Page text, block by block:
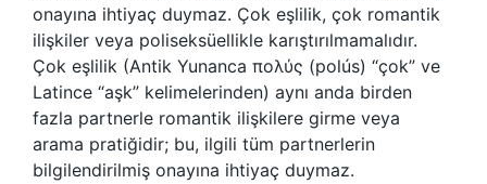
onayına ihtiyaç duymaz. Çok eşlilik, çok romantik
ilişkiler veya poliseksüellikle karıştırılmamalıdır.
Çok eşlilik (Antik Yunanca πολύς (polús) “çok” ve
Latince “aşk” kelimelerinden) aynı anda birden
fazla partnerle romantik ilişkilere girme veya
arama pratiğidir; bu, ilgili tüm partnerlerin
bilgilendirilmiş onayına ihtiyaç duymaz.